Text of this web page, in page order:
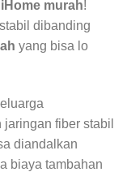
murah!
dibanding
yang bisa lo
jaringan fiber stabil
diandalkan
biaya tambahan